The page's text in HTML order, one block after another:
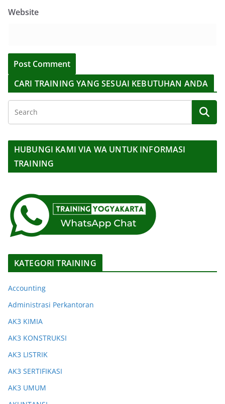
Website
CARI TRAINING YANG SESUAI KEBUTUHAN ANDA
HUBUNGI KAMI VIA WA UNTUK INFORMASI
TRAINING
KATEGORI TRAINING
Accounting
Administrasi Perkantoran
AK3 KIMIA
AK3 KONSTRUKSI
AK3 LISTRIK
AK3 SERTIFIKASI
AK3 UMUM